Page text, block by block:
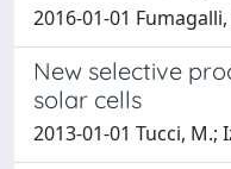
2016-01-01 Fumagalli,
New selective
solar cells
2013-01-01 Tucci, M.;